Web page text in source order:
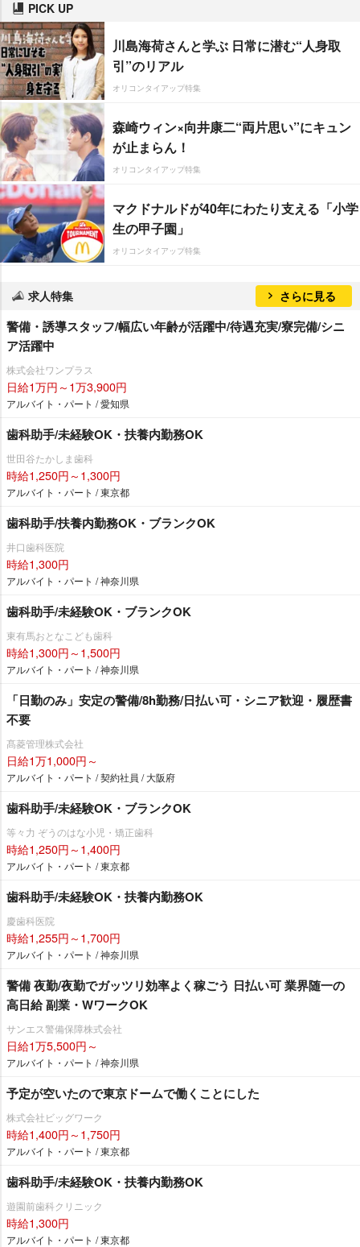
PICK UP
川島海荷さんと学ぶ 日常に潜む“人身取
引”のリアル
オリコンタイアップ特集
森崎ウィン×向井康二“両片思い”にキュン
が止まらん！
オリコンタイアップ特集
マクドナルドが40年にわたり支える「小学
生の甲子園」
オリコンタイアップ特集
求人特集 さらに見る
警備・誘導スタッフ/幅広い年齢が活躍中/待遇充実/寮完備/シニ
ア活躍中
株式会社ワンプラス
日給1万円～1万3,900円
アルバイト・パート / 愛知県
歯科助手/未経験OK・扶養内勤務OK
世田谷たかしま歯科
時給1,250円～1,300円
アルバイト・パート / 東京都
歯科助手/扶養内勤務OK・ブランクOK
井口歯科医院
時給1,300円
アルバイト・パート / 神奈川県
歯科助手/未経験OK・ブランクOK
東有馬おとなこども歯科
時給1,300円～1,500円
アルバイト・パート / 神奈川県
「日勤のみ」安定の警備/8h勤務/日払い可・シニア歓迎・履歴書
不要
髙菱管理株式会社
日給1万1,000円～
アルバイト・パート / 契約社員 / 大阪府
歯科助手/未経験OK・ブランクOK
等々力 ぞうのはな小児・矯正歯科
時給1,250円～1,400円
アルバイト・パート / 東京都
歯科助手/未経験OK・扶養内勤務OK
慶歯科医院
時給1,255円～1,700円
アルバイト・パート / 神奈川県
警備 夜勤/夜勤でガッツリ効率よく稼ごう 日払い可 業界随一の
高日給 副業・WワークOK
サンエス警備保障株式会社
日給1万5,500円～
アルバイト・パート / 神奈川県
予定が空いたので東京ドームで働くことにした
株式会社ビッグワーク
時給1,400円～1,750円
アルバイト・パート / 東京都
歯科助手/未経験OK・扶養内勤務OK
遊園前歯科クリニック
時給1,300円
アルバイト・パート / 東京都